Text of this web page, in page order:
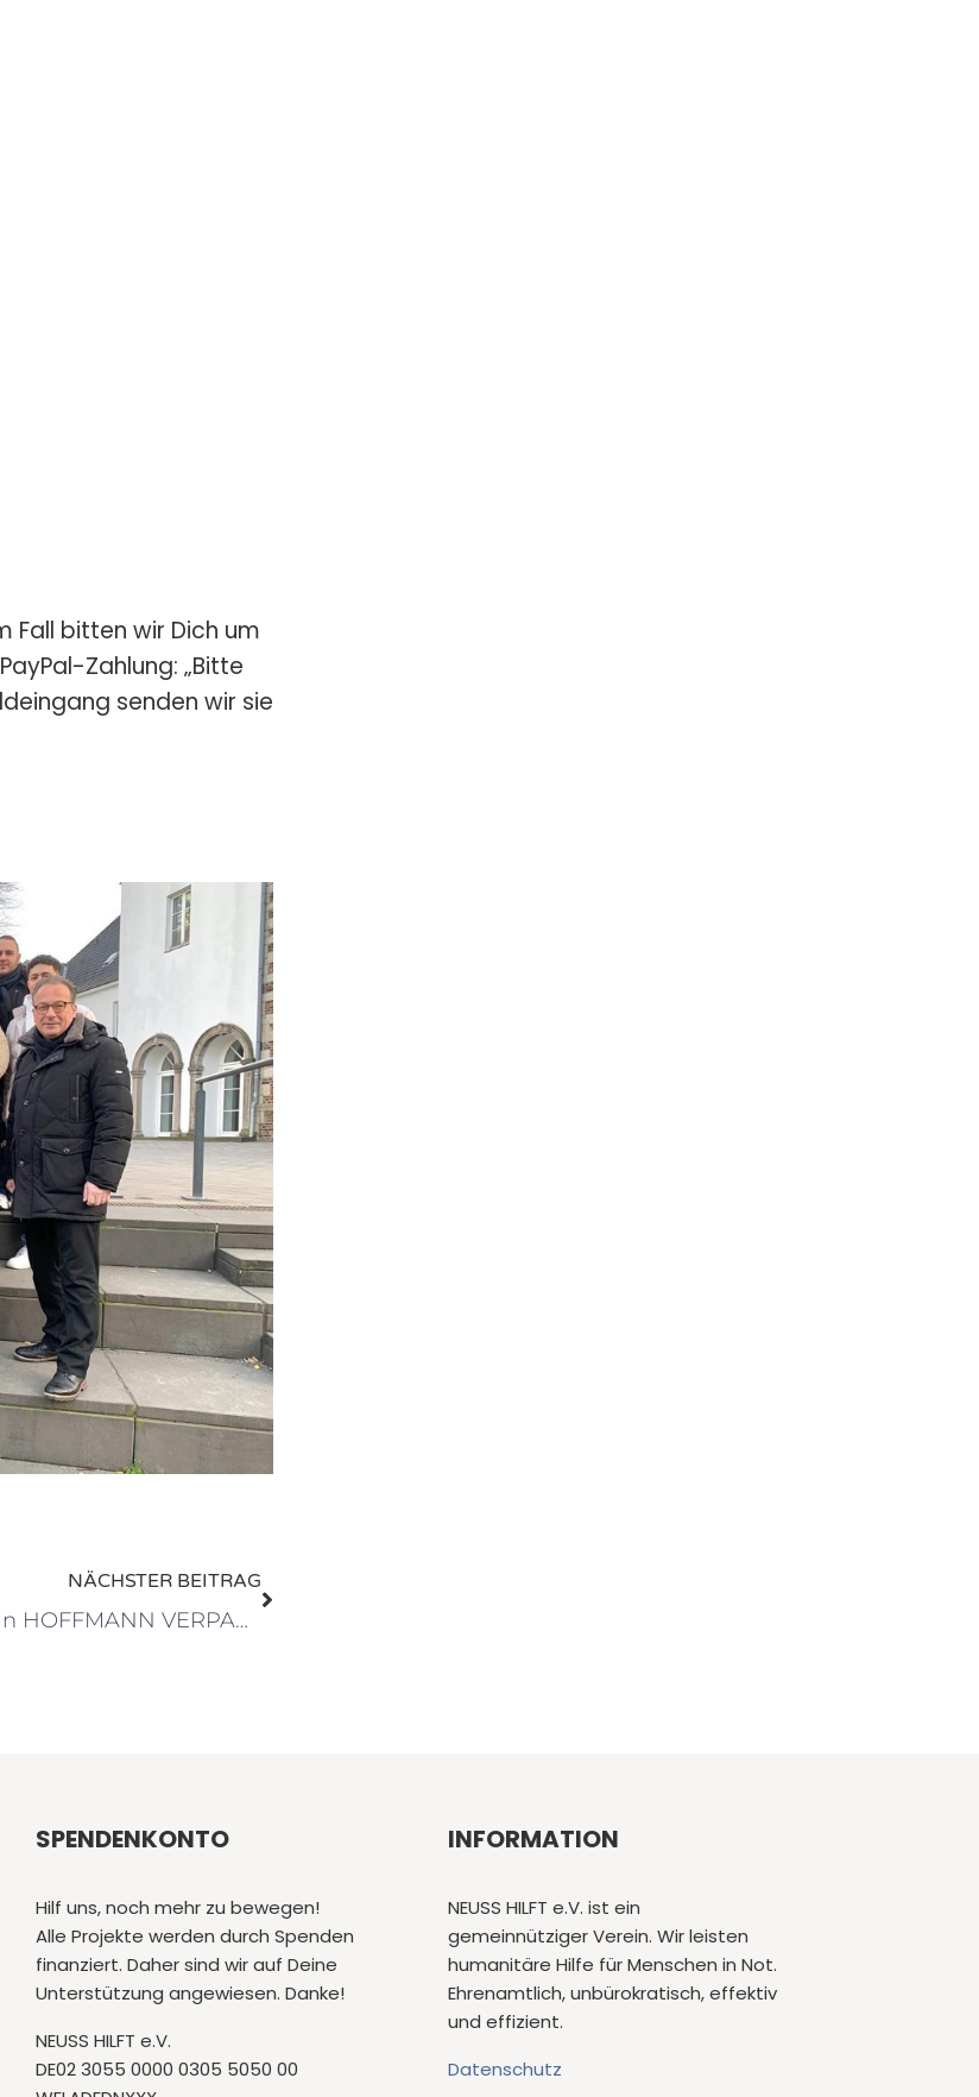
Fall bitten wir Dich um
Zahlung: „Bitte
senden wir sie
NÄCHSTER BEITRAG
Tausend Dank an HOFFMANN VERPACKUNG
SPENDENKONTO
Hilf uns, noch mehr zu bewegen!
Alle Projekte werden durch Spenden
finanziert. Daher sind wir auf Deine
Unterstützung angewiesen. Danke!
NEUSS HILFT e.V.
DE02 3055 0000 0305 5050 00
INFORMATION
NEUSS HILFT e.V. ist ein
gemeinnütziger Verein. Wir leisten
humanitäre Hilfe für Menschen in Not.
Ehrenamtlich, unbürokratisch, effektiv
und effizient.
Datenschutz